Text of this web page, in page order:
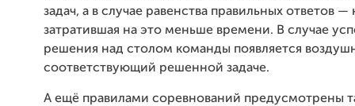
задач, а в случае равенства правильных ответов —
затратившая на это меньше времени. В случае
решения над столом команды появляется
соответствующий решенной задаче.
А ещё правилами соревнований предусмотрены